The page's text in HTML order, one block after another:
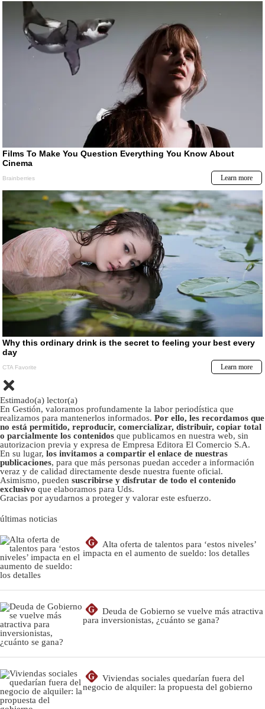
Estimado(a) lector(a)
En Gestión, valoramos profundamente la labor periodística que
realizamos para mantenerlos informados. Por ello, les recordamos que
no está permitido, reproducir, comercializar, distribuir, copiar total
o parcialmente los contenidos que publicamos en nuestra web, sin
autorizacion previa y expresa de Empresa Editora El Comercio S.A.
En su lugar, los invitamos a compartir el enlace de nuestras
publicaciones, para que más personas puedan acceder a información
veraz y de calidad directamente desde nuestra fuente oficial.
Asimismo, pueden suscribirse y disfrutar de todo el contenido
exclusivo que elaboramos para Uds.
Gracias por ayudarnos a proteger y valorar este esfuerzo.
últimas noticias
G
Alta oferta de talentos para ‘estos niveles’
impacta en el aumento de sueldo: los detalles
G
Deuda de Gobierno se vuelve más atractiva
para inversionistas, ¿cuánto se gana?
G
Viviendas sociales quedarían fuera del
negocio de alquiler: la propuesta del gobierno